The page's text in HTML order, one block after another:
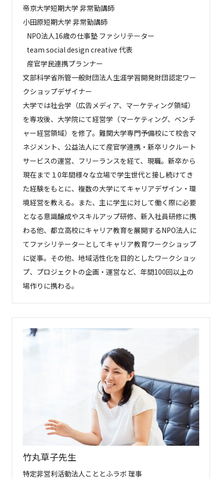
帝京大学短期大学 非常勤講師
小田原短期大学 非常勤講師
NPO法人16歳の仕事塾 ファシリテーター
team social design creative 代表
産官学民連携プランナー
文部科学省所管一般財団法人生涯学習開発財団認定ワー
クショップデザイナー
大学では社会学（広告メディア、マーケティング領域）
を専攻後、大学院にて経営学（マーケティング、ベンチ
ャー経営領域）を修了。難関大学専門予備校にて校舎マ
ネジメント、公益法人にて産官学連携・新卒リクルート
サービスの運営、フリーランスを経て、現職。新卒から
現在まで１0年間様々な立場で学生世代と接し続けてき
た経験をもとに、複数の大学にてキャリアデザイン・環
境経営を教える。また、主に学生に対して働く際に必要
となる意識醸成やスキルアップ研修、新入社員研修に携
わる他、都立高校にキャリア教育を展開するNPO法人に
てファシリテーターとしてキャリア教育ワークショップ
に従事。その他、地域活性化を目的としたワークショッ
プ、プロジェクトの企画・運営など、年間100回以上の
場作りに携わる。
竹丸草子先生
特定非営利活動法人こととふラボ 理事